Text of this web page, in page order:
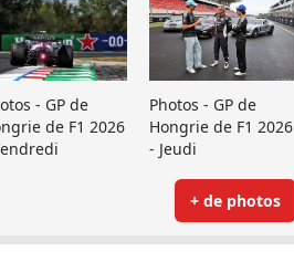
- GP de
de F1 2026
Photos - GP de
Hongrie de F1 2026
- Jeudi
+ de photos